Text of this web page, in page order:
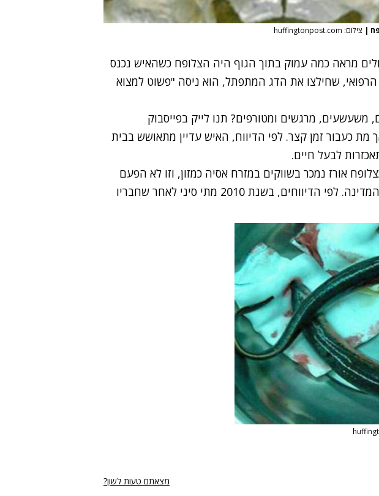
| צילום: huffingtonpost.com
מראה כמה עמוק בתוך הגוף היה הצלופח כשהאיש נכנס
הרפואי, שחילצו את הדג המתפתל, הוא ניסה "פשוט למצוא
משעשעים, מרגשים ומטורפים? תנו לייק בפייסבוק
כעבור זמן קצר. לפי הדיווח, האיש עדיין מתאושש בבית
לבעל חיים.
אורז נמכר בשווקים במזרח אסיה כמזון, וזו לא הפעם
הראשונה שמקרה כזה מזעזע את המדינה. לפי הדיווחים, בשנת 2010 מתי סיני לאחר שחבריו
מצאתם טעות לשון?